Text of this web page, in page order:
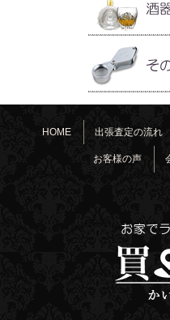
HOME 出張査定の流れ
お客様の声